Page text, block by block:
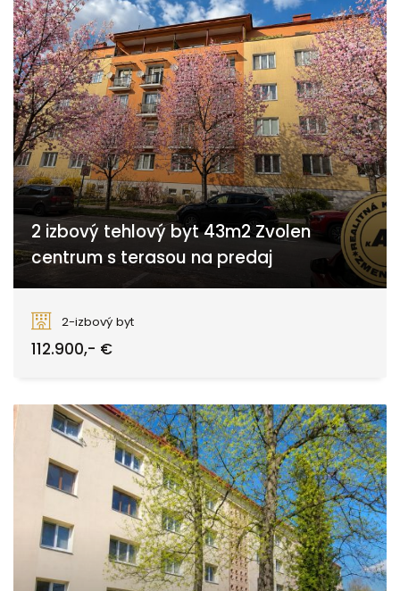
2 izbový tehlový byt 43m2 Zvolen
centrum s terasou na predaj
2-izbový byt
112.900,- €